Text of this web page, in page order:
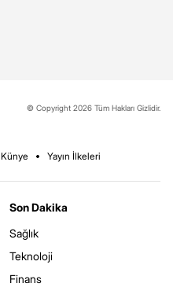
© Copyright 2026 Tüm Hakları Gizlidir.
Künye Yayın İlkeleri
Son Dakika
Sağlık
Teknoloji
Finans